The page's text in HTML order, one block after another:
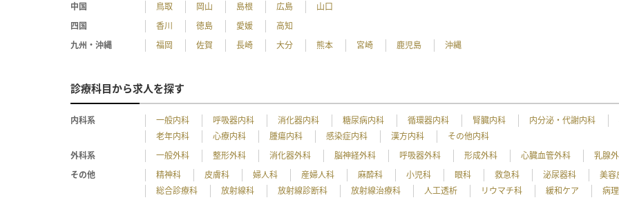
中国
鳥取 岡山 島根 広島
山口
四国
香川 徳島 愛媛
高知
九州・沖縄
福岡 佐賀 長崎 大分 熊本 宮崎 鹿児島 沖縄
診療科目から求人を探す
内科系 一般内科 呼吸器内科 消化器内科 糖尿病内科 循環器内科 腎臓内科 内分泌・代謝内科
老年内科
心療内科 腫瘍内科 感染症内科 漢方内科
その他内科
外科系
一般外科 整形外科 消化器外科 脳神経外科 呼吸器外科 形成外科 心臓血管外科 乳腺
その他
精神科 皮膚科 婦人科 産婦人科 麻酔科 小児科 眼科 救急科 泌尿器科 美容
総合診療科
放射線科 放射線診断科 放射線治療科 人工透析 リウマチ科 緩和ケア 病